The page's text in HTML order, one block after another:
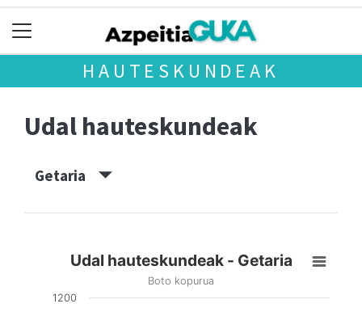
HAUTESKUNDEAK
Udal hauteskundeak
Getaria
Udal hauteskundeak - Getaria
Boto kopurua
1200